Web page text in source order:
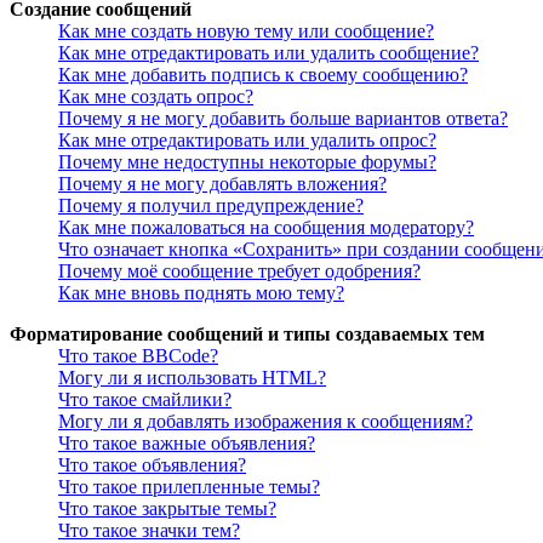
Создание сообщений
Как мне создать новую тему или сообщение?
Как мне отредактировать или удалить сообщение?
Как мне добавить подпись к своему сообщению?
Как мне создать опрос?
Почему я не могу добавить больше вариантов ответа?
Как мне отредактировать или удалить опрос?
Почему мне недоступны некоторые форумы?
Почему я не могу добавлять вложения?
Почему я получил предупреждение?
Как мне пожаловаться на сообщения модератору?
Что означает кнопка «Сохранить» при создании
Почему моё сообщение требует одобрения?
Как мне вновь поднять мою тему?
Форматирование сообщений и типы создаваемых тем
Что такое BBCode?
Могу ли я использовать HTML?
Что такое смайлики?
Могу ли я добавлять изображения к сообщениям?
Что такое важные объявления?
Что такое объявления?
Что такое прилепленные темы?
Что такое закрытые темы?
Что такое значки тем?